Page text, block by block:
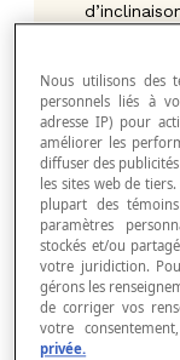
passer au
Nous utilisons des
personnels liés à
adresse IP) pour
améliorer les
diffuser des
les sites web de
plupart des
paramètres
stockés et/ou
votre juridiction.
gérons les
de corriger vos
votre
privée.